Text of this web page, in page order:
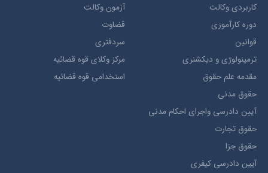
کاربردی وکالت
دوره کارآموزی
قوانین
ترمينولوژي و ديکشنري
مقدمه علم حقوق
حقوق مدني
آيين دادرسي ​واجراي ​احکام ​مدني
حقوق تجارت
حقوق جزا
آيین دادرسی کیفری
آزمون وکالت
قضاوت
سردفتری
مرکز وکلای قوه قضائیه
استخدامی قوه قضائیه